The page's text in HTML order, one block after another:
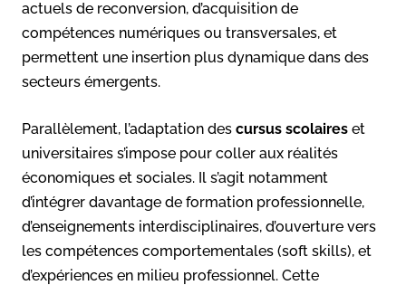
actuels de reconversion, d’acquisition de
compétences numériques ou transversales, et
permettent une insertion plus dynamique dans des
secteurs émergents.
Parallèlement, l’adaptation des cursus scolaires et
universitaires s’impose pour coller aux réalités
économiques et sociales. Il s’agit notamment
d’intégrer davantage de formation professionnelle,
d’enseignements interdisciplinaires, d’ouverture vers
les compétences comportementales (soft skills), et
d’expériences en milieu professionnel. Cette